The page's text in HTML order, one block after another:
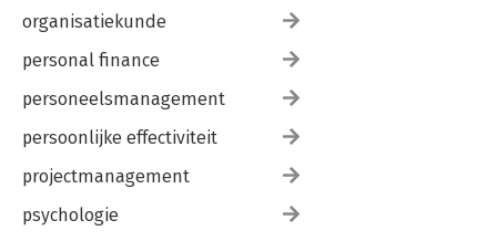
organisatiekunde
personal finance
personeelsmanagement
persoonlijke effectiviteit
projectmanagement
psychologie